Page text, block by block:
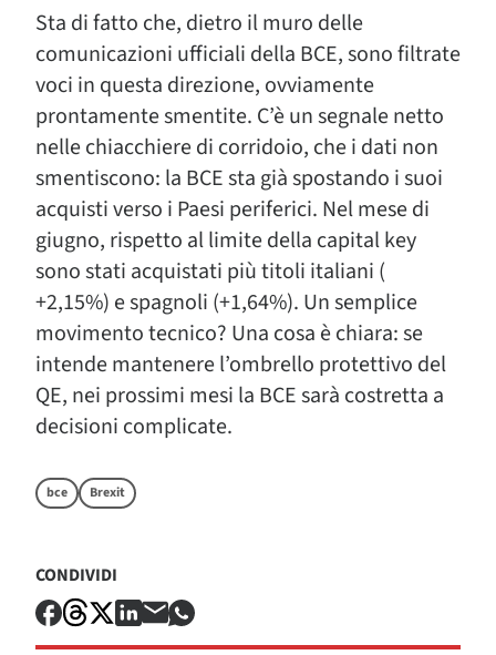
Sta di fatto che, dietro il muro delle
comunicazioni ufficiali della BCE, sono filtrate
voci in questa direzione, ovviamente
prontamente smentite. C’è un segnale netto
nelle chiacchiere di corridoio, che i dati non
smentiscono: la BCE sta già spostando i suoi
acquisti verso i Paesi periferici. Nel mese di
giugno, rispetto al limite della capital key
sono stati acquistati più titoli italiani (
+2,15%) e spagnoli (+1,64%). Un semplice
movimento tecnico? Una cosa è chiara: se
intende mantenere l’ombrello protettivo del
QE, nei prossimi mesi la BCE sarà costretta a
decisioni complicate.
bce Brexit
CONDIVIDI